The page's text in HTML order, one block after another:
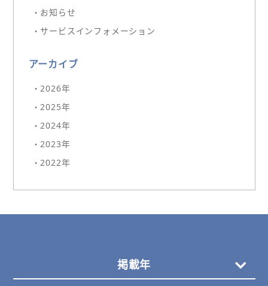
・お知らせ
・サービスインフォメーション
アーカイブ
・2026年
・2025年
・2024年
・2023年
・2022年
掲載年